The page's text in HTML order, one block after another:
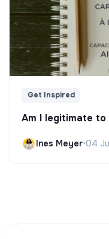
Get Inspired
Am I legitimate
Ines Meyer•04